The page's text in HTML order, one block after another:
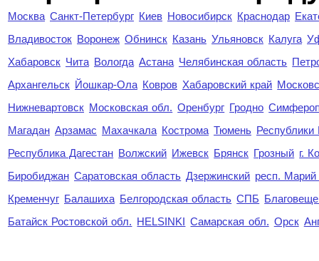
Москва Санкт-Петербург Киев Новосибирск Краснодар
Владивосток Воронеж Обнинск Казань Ульяновск Калуга
Хабаровск Чита Вологда Астана Челябинская область
Архангельск Йошкар-Ола Ковров Хабаровский край
Нижневартовск Московская обл. Оренбург Гродно
Магадан Арзамас Махачкала Кострома Тюмень Республики
Республика Дагестан Волжский Ижевск Брянск Грозный г.
Биробиджан Саратовская область Дзержинский респ.
Кременчуг Балашиха Белгородская область СПБ
Батайск Ростовской обл. HELSINKI Самарская обл. Орск